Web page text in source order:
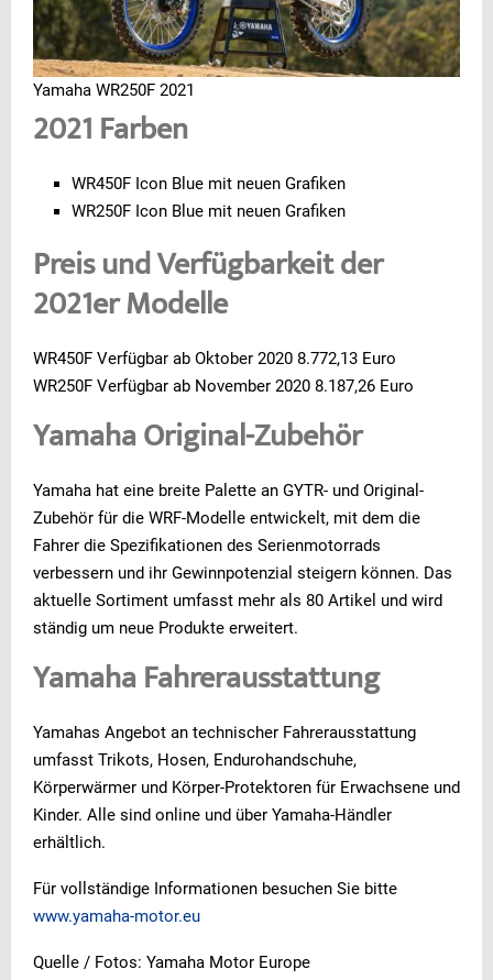
Yamaha WR250F 2021
2021 Farben
WR450F Icon Blue mit neuen Grafiken
WR250F Icon Blue mit neuen Grafiken
Preis und Verfügbarkeit der
2021er Modelle
WR450F Verfügbar ab Oktober 2020 8.772,13 Euro
WR250F Verfügbar ab November 2020 8.187,26 Euro
Yamaha Original-Zubehör
Yamaha hat eine breite Palette an GYTR- und Original-
Zubehör für die WRF-Modelle entwickelt, mit dem die
Fahrer die Spezifikationen des Serienmotorrads
verbessern und ihr Gewinnpotenzial steigern können. Das
aktuelle Sortiment umfasst mehr als 80 Artikel und wird
ständig um neue Produkte erweitert.
Yamaha Fahrerausstattung
Yamahas Angebot an technischer Fahrerausstattung
umfasst Trikots, Hosen, Endurohandschuhe,
Körperwärmer und Körper-Protektoren für Erwachsene und
Kinder. Alle sind online und über Yamaha-Händler
erhältlich.
Für vollständige Informationen besuchen Sie bitte
www.yamaha-motor.eu
Quelle / Fotos: Yamaha Motor Europe